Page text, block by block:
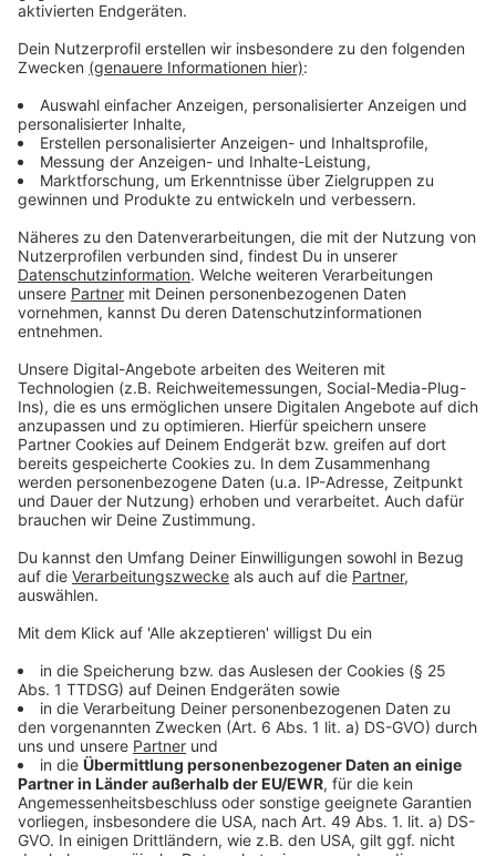
vorbereitet wurde. Autofahrer fahren in dieser Zeit
über die Otto-Brenner-Straße und die Oberhausener
Straße. Fußgänger und Radfahrer können die
Bahnstrecke über die Eisenbahnüberführung an der
Holtener Straße queren – dort ist allerdings nur die
Treppenanlage nutzbar, nicht die Rampen.
Anzeige
Alte Mittelstraße in Friedrichsfeld bis
Silvester gesperrt
Anzeige
Ab dem 17. Mai folgt die dritte und längste Sperrung
im Zuge des Bahnausbaus. In Voerde-Friedrichsfeld
wird die Alte Mittelstraße an der Einmündung zur
Spellener Straße gesperrt – und das bis zum 31.
Dezember 2026. Die Bahn baut dort eine neue
Eisenbahnbrücke über die Spellener Straße. Der
Bereich wird außerdem als
Baustelleneinrichtungsfläche genutzt. Die Umleitung
für alle Verkehrsteilnehmer führt über die Frankfurter
Anwohner in allen drei Bereichen müssen sich
außerdem auf Baulärm einstellen. Eine Bahnsprecherin
sagt, der Einsatz modernster Geräte könne Lärm zwar
reduzieren, aber nicht vollständig vermeiden. Die Bahn
bittet die Betroffenen um Verständnis. Alle drei
Sperrungen sind Teil des großen Korridorausbaus
zwischen Emmerich und Oberhausen. Nach Abschluss